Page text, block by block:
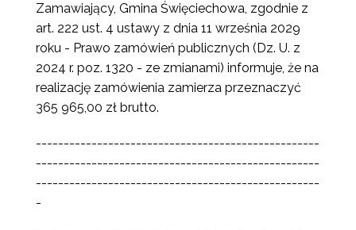
Zamawiający, Gmina Święciechowa, zgodnie z
art. 222 ust. 4 ustawy z dnia 11 września 2029
roku - Prawo zamówień publicznych (Dz. U. z
2024 r. poz. 1320 - ze zmianami) informuje, że na
realizację zamówienia zamierza przeznaczyć
365 965,00 zł brutto.
---------------------------------------------------
---------------------------------------------------
---------------------------------------------------
-